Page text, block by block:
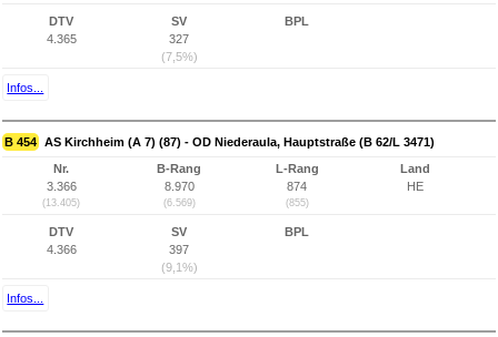
DTV
4.365
SV
327
(7,5%)
BPL
Infos...
B 454 AS Kirchheim (A 7) (87) - OD Niederaula, Hauptstraße (B 62/L 3471)
Nr.
3.366
(13.405)
B-Rang
8.970
(6.569)
L-Rang
874
(855)
Land
HE
DTV
4.366
SV
397
(9,1%)
BPL
Infos...